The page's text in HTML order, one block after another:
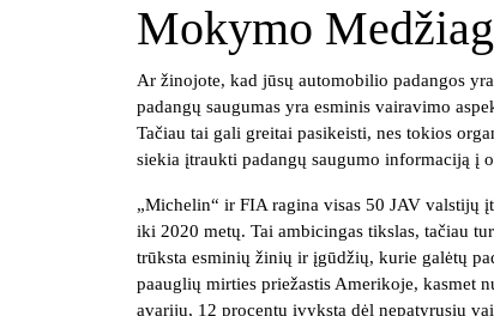
Mokymo
Ar žinojote, kad jūsų automobilio padangos
padangų saugumas yra esminis vairavimo
Tačiau tai gali greitai pasikeisti, nes tokios
siekia įtraukti padangų saugumo informaciją į
„Michelin“ ir FIA ragina visas 50 JAV valstijų
iki 2020 metų. Tai ambicingas tikslas, tačiau
trūksta esminių žinių ir įgūdžių, kurie galėtų
paauglių mirties priežastis Amerikoje, kasmet
avarijų, 12 procentų įvyksta dėl nepatyrusių